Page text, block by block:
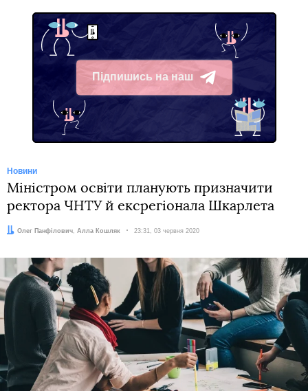
Підпишись на наш
Telegram
Новини
Міністром освіти планують призначити
ректора ЧНТУ й ексрегіонала Шкарлета
Автори:
Олег Панфілович Алла Кошляк Дата:
23:31, 03 червня 2020